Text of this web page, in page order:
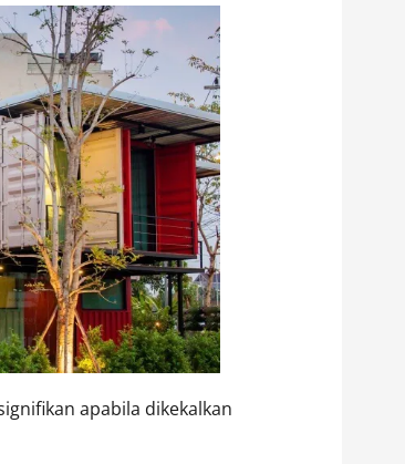
apabila dikekalkan